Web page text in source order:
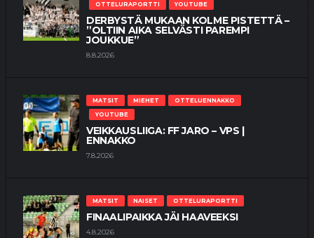
OTTELURAPORTTI
YOUTUBE
DERBYSTÄ MUKAAN KOLME PISTETTÄ –
”OLTIIN AIKA SELVÄSTI PAREMPI
JOUKKUE”
8.8.2026
MATSIT MIEHET
OTTELUENNAKKO
YOUTUBE
VEIKKAUSLIIGA: FF JARO – VPS |
ENNAKKO
7.8.2026
MATSIT NAISET OTTELURAPORTTI
FINAALIPAIKKA JÄI HAAVEEKSI
4.8.2026